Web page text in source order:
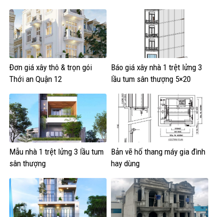
Đơn giá xây thô & trọn gói
Thới an Quận 12
Báo giá xây nhà 1 trệt lửng 3
lầu tum sân thượng 5×20
Mẫu nhà 1 trệt lửng 3 lầu tum
sân thượng
Bản vẽ hố thang máy gia đình
hay dùng